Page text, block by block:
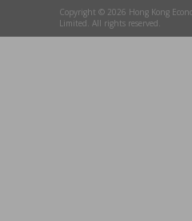
Copyright © 2026 Hong Kong
Limited. All rights reserved.